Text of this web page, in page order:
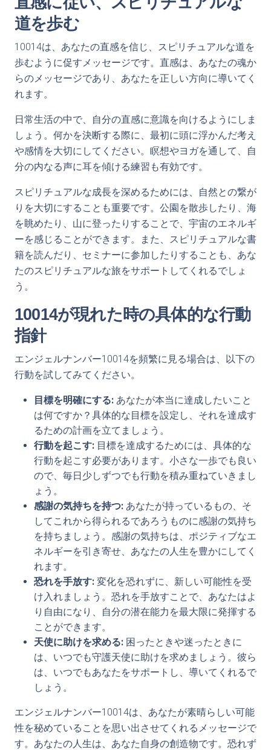
道を歩む
10014は、あなたの直感を信じ、スピリチュアルな道を
歩むように促すメッセージです。直感は、あなたの魂か
らのメッセージであり、あなたを正しい方向に導いてく
れます。
日常生活の中で、自分の直感に意識を向けるようにしま
しょう。何かを決断する際に、最初に頭に浮かんだ考え
や感情を大切にしてください。瞑想やヨガを通して、自
分の内なる声に耳を傾ける練習も有効です。
スピリチュアルな成長を深めるためには、自然との繋が
りを大切にすることも重要です。公園を散歩したり、海
を眺めたり、山に登ったりすることで、宇宙のエネルギ
ーを感じることができます。また、スピリチュアルな書
籍を読んだり、セミナーに参加したりすることも、あな
たのスピリチュアルな旅をサポートしてくれるでしょ
う。
10014が現れた時の具体的な行動
指針
エンジェルナンバー10014を頻繁に見る場合は、以下の
行動を試してみてください。
目標を明確にする: あなたが本当に達成したいこと
は何ですか？具体的な目標を設定し、それを達成す
るための計画を立てましょう。
行動を起こす: 目標を達成するためには、具体的な
行動を起こす必要があります。小さな一歩でも良い
ので、毎日少しずつでも行動を積み重ねていきまし
ょう。
感謝の気持ちを持つ: あなたが持っているもの、そ
してこれから得られるであろうものに感謝の気持ち
を持ちましょう。感謝の気持ちは、ポジティブなエ
ネルギーを引き寄せ、あなたの人生を豊かにしてく
れます。
恐れを手放す: 変化を恐れずに、新しい可能性を受
け入れましょう。恐れを手放すことで、あなたはよ
り自由になり、自分の潜在能力を最大限に発揮する
ことができます。
天使に助けを求める: 困ったときや迷ったときに
は、いつでも守護天使に助けを求めましょう。彼ら
は、いつでもあなたをサポートし、導いてくれるで
しょう。
エンジェルナンバー10014は、あなたが素晴らしい可能
性を秘めていることを思い出させてくれるメッセージで
す。あなたの人生は、あなた自身の創造物です。恐れず